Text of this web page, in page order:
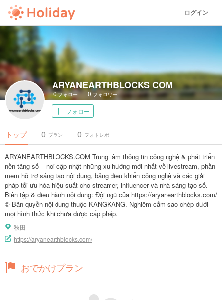
ログイン
ARYANEARTHBLOCKS COM
0フォロー 0 フォロワー
フォロー
トップ プラン
0 フォトレポ
0
ARYANEARTHBLOCKS.COM Trung tâm thông tin công nghệ & phát triển
nền tảng số – nơi cập nhật những xu hướng mới nhất về livestream, phần
mềm hỗ trợ sáng tạo nội dung, bảng điều khiển công nghệ và các giải
pháp tối ưu hóa hiệu suất cho streamer, influencer và nhà sáng tạo số.
Biên tập & điều hành nội dung: Đội ngũ của https://aryanearthblocks.com/
© Bản quyền nội dung thuộc KANGKANG. Nghiêm cấm sao chép dưới
mọi hình thức khi chưa được cấp phép.
秋田
https://aryanearthblocks.com/
おでかけプラン